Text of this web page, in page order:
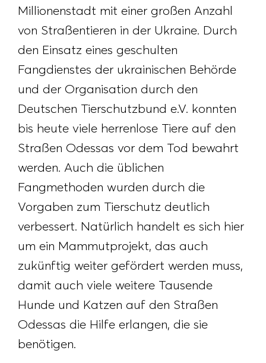
Millionenstadt mit einer großen Anzahl
von Straßentieren in der Ukraine. Durch
den Einsatz eines geschulten
Fangdienstes der ukrainischen Behörde
und der Organisation durch den
Deutschen Tierschutzbund e.V. konnten
bis heute viele herrenlose Tiere auf den
Straßen Odessas vor dem Tod bewahrt
werden. Auch die üblichen
Fangmethoden wurden durch die
Vorgaben zum Tierschutz deutlich
verbessert. Natürlich handelt es sich hier
um ein Mammutprojekt, das auch
zukünftig weiter gefördert werden muss,
damit auch viele weitere Tausende
Hunde und Katzen auf den Straßen
Odessas die Hilfe erlangen, die sie
benötigen.